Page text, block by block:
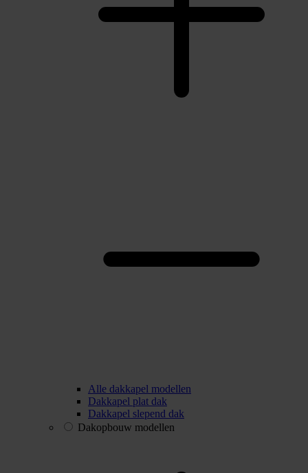
Alle dakkapel modellen
Dakkapel plat dak
Dakkapel slepend dak
Dakopbouw modellen